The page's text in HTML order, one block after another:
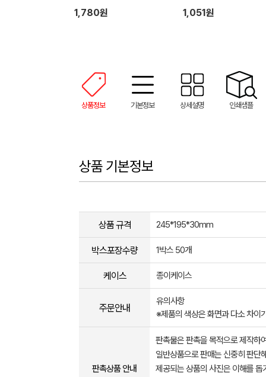
1,780원 1,051원
상품정보 기본정보 상세설명 인쇄샘플
상품 기본정보
상품 규격 245*195*30mm
박스포장수량 1박스 50개
케이스 종이케이스
주문안내
유의사항
※제품의 색상은 화면과 다소 차이
판촉상품 안내
판촉물은 판촉을 목적으로 제작하
일반상품으로 판매는 신중히 판단
제공되는 상품의 사진은 이해를